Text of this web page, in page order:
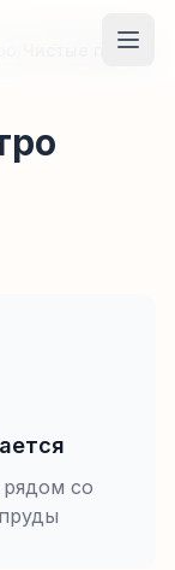
Чистые пруды
рядом со